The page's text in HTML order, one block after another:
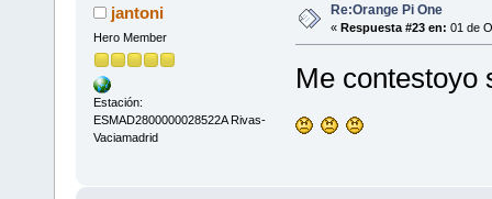
jantoni
Hero Member
Estación:
ESMAD2800000028522A Rivas-
Vaciamadrid
Re:Orange Pi One
« Respuesta #23 en: 01 de
Me contestoyo